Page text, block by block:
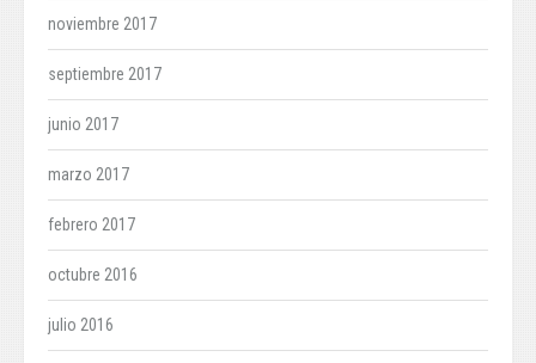
noviembre 2017
septiembre 2017
junio 2017
marzo 2017
febrero 2017
octubre 2016
julio 2016